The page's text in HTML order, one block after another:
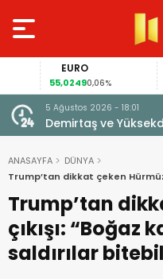
EURO
55,02490,06%
5 Ağustos 2026 - 18:01
Demirtaş ve
ANASAYFA
DÜNYA
Trump’tan dikkat çeken Hürmüz
Trump’tan
çıkışı: “Boğaz
saldırılar